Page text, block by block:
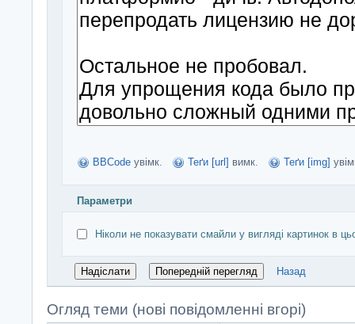
BBCode увімк. Теґи [url] вимк. Теґи [img]
Параметри
Ніколи не показувати смайли у вигляді картинок в
Назад
Огляд теми (нові повідомленні вгорі)